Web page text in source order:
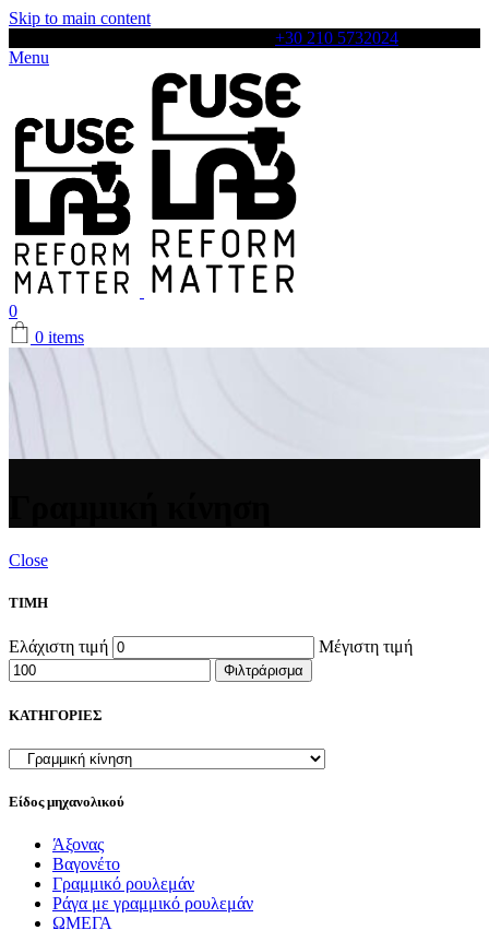
Skip to main content
+30 210 5732024
Menu
0
0 items
Close
ΤΙΜΗ
Ελάχιστη τιμή Μέγιστη τιμή
Φιλτράρισμα
ΚΑΤΗΓΟΡΙΕΣ
Είδος μηχανολικού
Άξονας
Βαγονέτο
Γραμμικό ρουλεμάν
Ράγα με γραμμικό ρουλεμάν
ΩΜΕΓΑ